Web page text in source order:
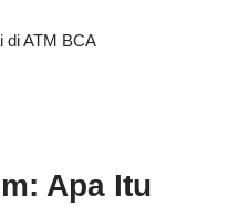
Apa Itu